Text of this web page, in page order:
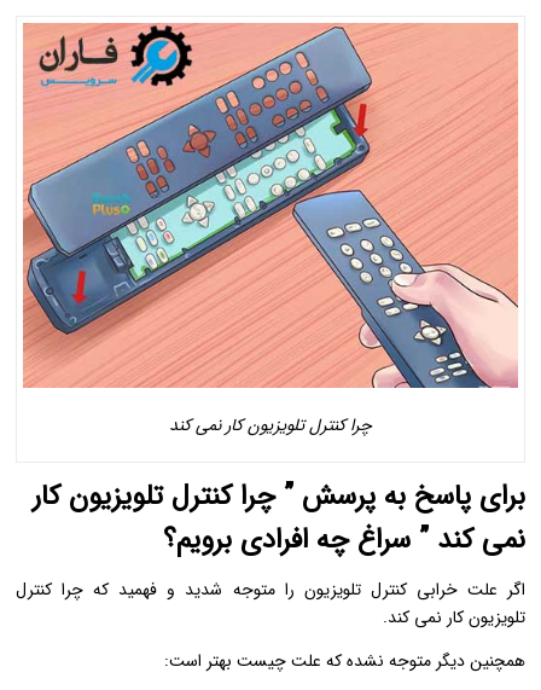
چرا کنترل تلویزیون کار نمی کند
برای پاسخ به پرسش ” چرا کنترل تلویزیون کار
نمی کند ” سراغ چه افرادی برویم؟
اگر علت خرابی کنترل تلویزیون را متوجه شدید و فهمید که چرا کنترل
تلویزیون کار نمی کند.
همچنین دیگر متوجه نشده که علت چیست بهتر است: